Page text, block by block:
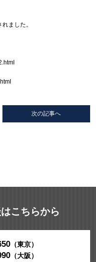
ました。
次の記事へ
こちらから
（東京）
（大阪）